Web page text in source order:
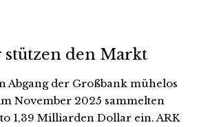
stützen den Markt
Abgang der Großbank mühelos
November 2025 sammelten
1,39 Milliarden Dollar ein. ARK